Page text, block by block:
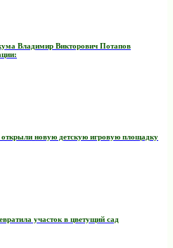
Владимир Викторович Потапов
новую детскую игровую площадку
участок в цветущий сад